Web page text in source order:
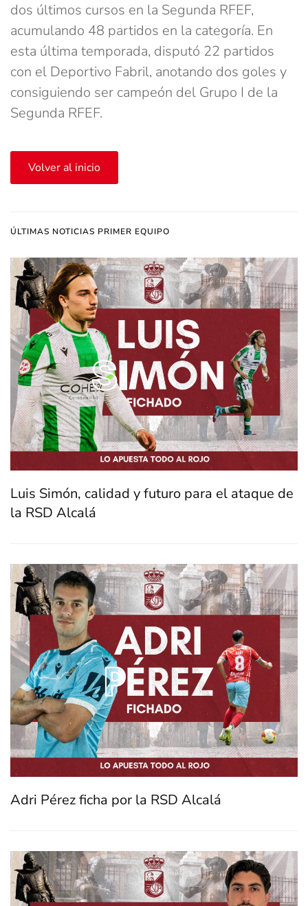
dos últimos cursos en la Segunda RFEF,
acumulando 48 partidos en la categoría. En
esta última temporada, disputó 22 partidos
con el Deportivo Fabril, anotando dos goles y
consiguiendo ser campeón del Grupo I de la
Segunda RFEF.
Volver al inicio
ÚLTIMAS NOTICIAS PRIMER EQUIPO
Luis Simón, calidad y futuro para el ataque de
la RSD Alcalá
Adri Pérez ficha por la RSD Alcalá